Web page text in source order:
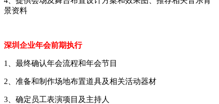
景资料
深圳企业年会前期执行
1、最终确认年会流程和年会节目
2、准备和制作场地布置道具及相关活动器材
3、确定员工表演项目及主持人